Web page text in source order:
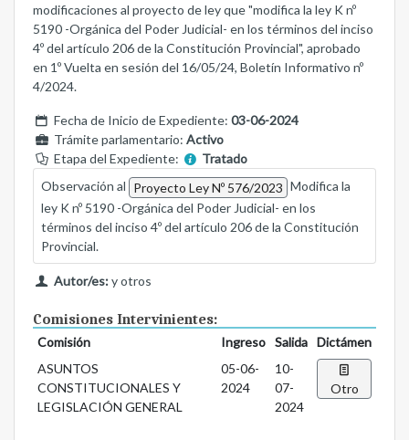
modificaciones al proyecto de ley que "modifica la ley K nº
5190 -Orgánica del Poder Judicial- en los términos del inciso
4º del artículo 206 de la Constitución Provincial", aprobado
en 1º Vuelta en sesión del 16/05/24, Boletín Informativo nº
4/2024.
Fecha de Inicio de Expediente: 03-06-2024
Trámite parlamentario: Activo
Etapa del Expediente:
Tratado
Observación al Proyecto Ley Nº 576/2023 Modifica la
ley K nº 5190 -Orgánica del Poder Judicial- en los
términos del inciso 4º del artículo 206 de la Constitución
Provincial.
Autor/es:y otros
Comisiones Intervinientes:
Comisión Ingreso Salida
Dictámen
ASUNTOS
CONSTITUCIONALES Y
LEGISLACIÓN GENERAL
05-06-
2024
10-
07-
2024
Otro